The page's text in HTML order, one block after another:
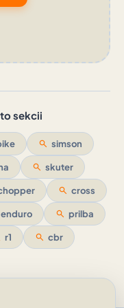
sekcii
search simson
search skuter
search cross
enduro search prilba
r1 search cbr